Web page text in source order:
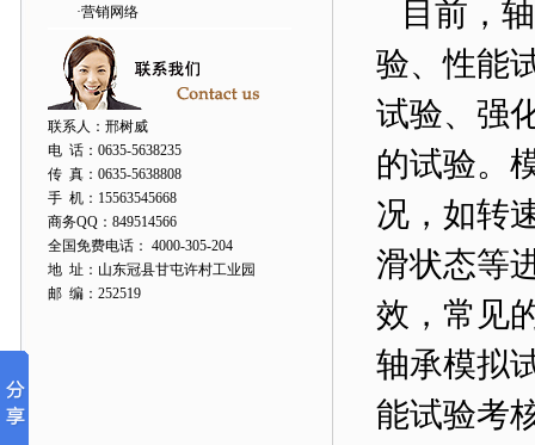
·营销网络
联系人：邢树威
电 话：0635-5638235
传 真：0635-5638808
手 机：15563545668
商务QQ：849514566
全国免费电话： 4000-305-204
地 址：山东冠县甘屯许村工业园
邮 编：252519
目前，
验、性能
试验、强
的试验。
况，如转
滑状态等
效，常见
轴承模拟
能试验考